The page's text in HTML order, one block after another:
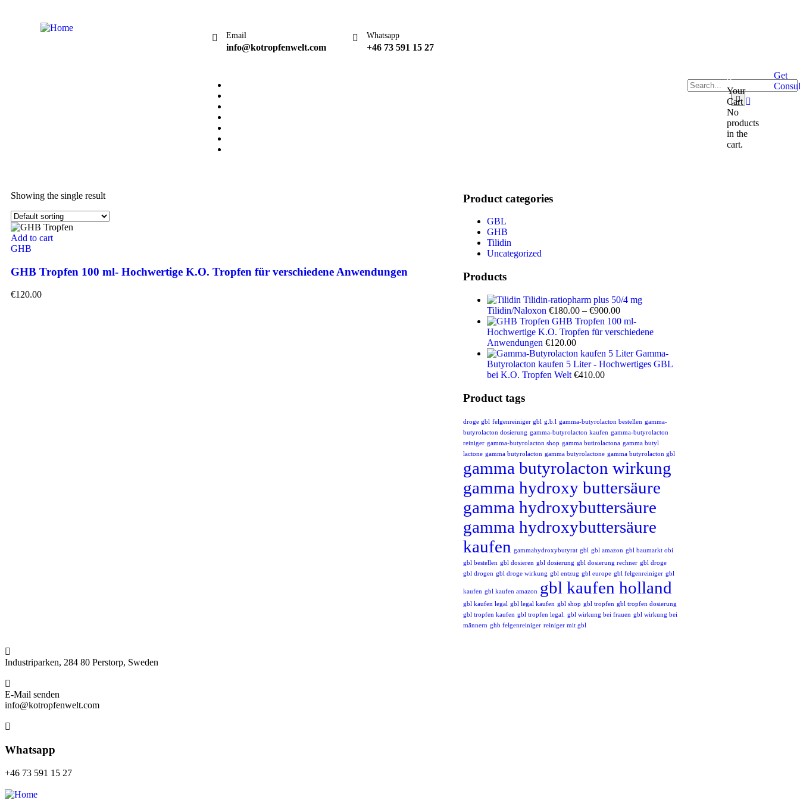
Email
info@kotropfenwelt.com
Whatsapp
+46 73 591 15 27
0
Your
Cart
No
products
in the
cart.
Get
Showing the single result
Add to cart
GHB
GHB Tropfen 100 ml- Hochwertige K.O. Tropfen für verschiedene Anwendungen
€120.00
Product categories
GBL
GHB
Tilidin
Uncategorized
Products
Tilidin-ratiopharm plus 50/4 mg
Tilidin/Naloxon €180.00 – €900.00
GHB Tropfen 100 ml-
Hochwertige K.O. Tropfen für verschiedene
Anwendungen €120.00
Gamma-
Butyrolacton kaufen 5 Liter - Hochwertiges GBL
bei K.O. Tropfen Welt €410.00
Product tags
droge gbl felgenreiniger gbl g.b.l gamma-butyrolacton bestellen gamma-
butyrolacton dosierung gamma-butyrolacton kaufen gamma-butyrolacton
reiniger gamma-butyrolacton shop gamma butirolactona gamma butyl
lactone gamma butyrolacton gamma butyrolactone gamma butyrolacton gbl
gamma butyrolacton wirkung
gamma hydroxy buttersäure
gamma hydroxybuttersäure
gamma hydroxybuttersäure
kaufen gammahydroxybutyrat gbl gbl amazon gbl baumarkt obi
gbl bestellen gbl dosieren gbl dosierung gbl dosierung rechner gbl droge
gbl drogen gbl droge wirkung gbl entzug gbl europe gbl felgenreiniger gbl
kaufen gbl kaufen amazon gbl kaufen holland
gbl kaufen legal gbl legal kaufen gbl shop gbl tropfen gbl tropfen dosierung
gbl tropfen kaufen gbl tropfen legal. gbl wirkung bei frauen gbl wirkung bei
männern ghb felgenreiniger reiniger mit gbl
Industriparken, 284 80 Perstorp, Sweden
E-Mail senden
info@kotropfenwelt.com
Whatsapp
+46 73 591 15 27